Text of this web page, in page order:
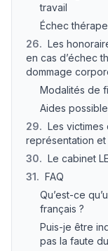
travail
Échec
26. Les
en cas d’échec
dommage
Modalités de
Aides
29. Les victimes
représentation
30. Le cabinet
31. FAQ
Qu’est-ce
français ?
Puis-je être
pas la faute